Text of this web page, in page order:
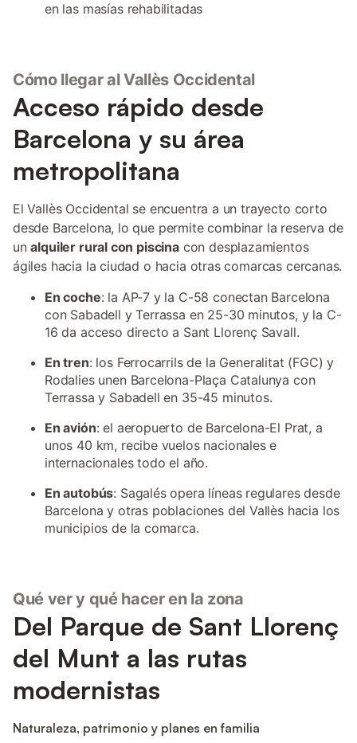
en las masías rehabilitadas
Cómo llegar al Vallès Occidental
Acceso rápido desde
Barcelona y su área
metropolitana
El Vallès Occidental se encuentra a un trayecto corto
desde Barcelona, lo que permite combinar la reserva de
unalquiler rural con piscinacon desplazamientos
ágiles hacia la ciudad o hacia otras comarcas cercanas.
En coche: la AP-7 y la C-58 conectan Barcelona
con Sabadell y Terrassa en 25-30 minutos, y la C-
16 da acceso directo a Sant Llorenç Savall.
En tren: los Ferrocarrils de la Generalitat (FGC) y
Rodalies unen Barcelona-Plaça Catalunya con
Terrassa y Sabadell en 35-45 minutos.
En avión: el aeropuerto de Barcelona-El Prat, a
unos 40 km, recibe vuelos nacionales e
internacionales todo el año.
En autobús: Sagalés opera líneas regulares desde
Barcelona y otras poblaciones del Vallès hacia los
municipios de la comarca.
Qué ver y qué hacer en la zona
Del Parque de Sant Llorenç
del Munt a las rutas
modernistas
Naturaleza, patrimonio y planes en familia